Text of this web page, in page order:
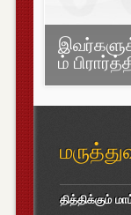
ம்
தித்திக்கும்